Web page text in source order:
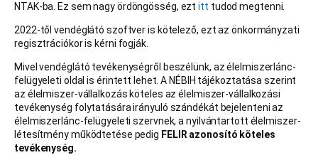
NTAK-ba. Ez sem nagy ördöngösség, eztitt tudod megtenni.
2022-től vendéglátó szoftver is kötelező, ezt az önkormányzati
regisztrációkor is kérni fogják.
Mivel vendéglátó tevékenységről beszélünk, az élelmiszerlánc-
felügyeleti oldal is érintett lehet. A NÉBIH tájékoztatása szerint
az élelmiszer-vállalkozás köteles az élelmiszer-vállalkozási
tevékenység folytatására irányuló szándékát bejelenteni az
élelmiszerlánc-felügyeleti szervnek, a nyilvántartott élelmiszer-
létesítmény működtetése pedig FELIR azonosító köteles
tevékenység.